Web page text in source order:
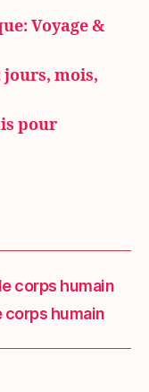
Voyage &
mois,
pour
corps humain
corps humain